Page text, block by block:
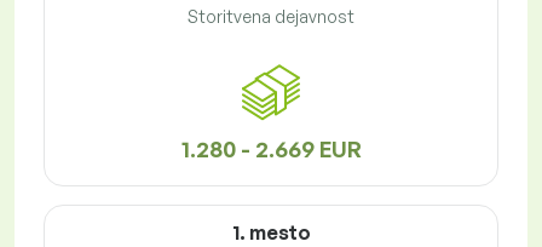
Storitvena dejavnost
1.280 - 2.669 EUR
1. mesto